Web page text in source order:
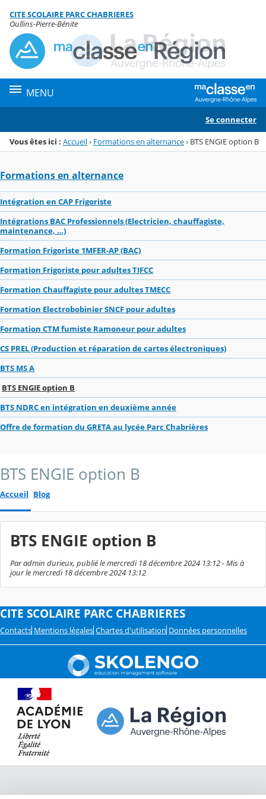
Menu de la rubrique
Contenu
CITE SCOLAIRE PARC CHABRIERES
Oullins-Pierre-Bénite
MENU
Se connecter
Vous êtes ici : Accueil› Formations en alternance› BTS ENGIE option B
Formations en alternance
Intégration en CAP Frigoriste
Intégrations BAC Professionnels (Electricien, chauffagiste,
maintenance, …)
Formation Frigoriste 1MFER-AP (BAC)
Formation Frigoriste pour adultes TIFCC
Formation Chauffagiste pour adultes TMECC
Formation Electrobobinier SNCF pour adultes
Formation CTM fumiste Ramoneur pour adultes
CS PREL (Production et réparation de cartes électroniques)
BTS MS A
BTS ENGIE option B
BTS NDRC en intégration en deuxième année
Offre de formation du GRETA au lycée Parc Chabrières
BTS ENGIE option B
Accueil Blog
BTS ENGIE option B
Par admin durieux, publié le mercredi 18 décembre 2024 13:12 - Mis à
jour le mercredi 18 décembre 2024 13:12
CITE SCOLAIRE PARC CHABRIERES
Contacts Mentions légales Chartes d'utilisation Données personnelles